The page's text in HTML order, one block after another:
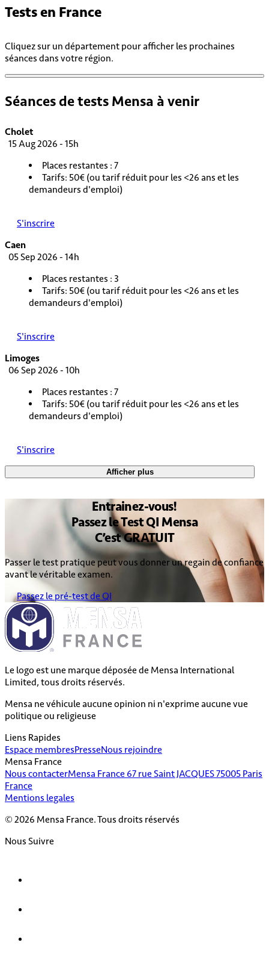
Tests en France
Cliquez sur un département pour afficher les prochaines
séances dans votre région.
Séances de tests Mensa à venir
Cholet
15 Aug 2026 - 15h
Places restantes : 7
Tarifs: 50€ (ou tarif réduit pour les <26 ans et les
demandeurs d'emploi)
S'inscrire
Caen
05 Sep 2026 - 14h
Places restantes : 3
Tarifs: 50€ (ou tarif réduit pour les <26 ans et les
demandeurs d'emploi)
S'inscrire
Limoges
06 Sep 2026 - 10h
Places restantes : 7
Tarifs: 50€ (ou tarif réduit pour les <26 ans et les
demandeurs d'emploi)
S'inscrire
Afficher plus
Entrainez-vous!
Passez leTest QI Mensa
C’estGRATUIT
Passer le test pratique peut vous donner un regain de confiance
avant le véritable examen.
Passez le pré-test de QI
Le logo est une marque déposée de Mensa International
Limited, tous droits réservés.
Mensa ne véhicule aucune opinion ni n'exprime aucune vue
politique ou religieuse
Liens Rapides
Espace membresPresseNous rejoindre
Mensa France
Nous contacterMensa France 67 rue Saint JACQUES 75005 Paris
France
Mentions legales
© 2026 Mensa France. Tous droits réservés
Nous Suivre